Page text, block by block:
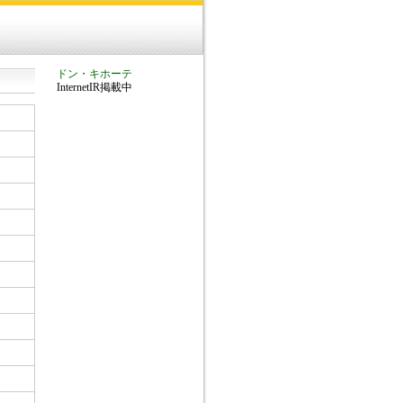
ドン・キホーテ
InternetIR掲載中